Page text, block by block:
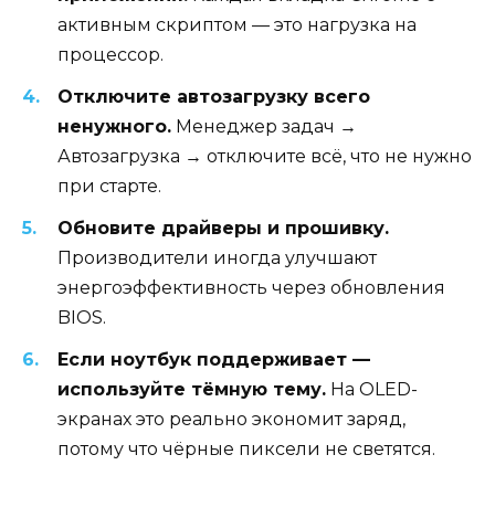
активным скриптом — это нагрузка на
процессор.
Отключите автозагрузку всего
ненужного. Менеджер задач →
Автозагрузка → отключите всё, что не нужно
при старте.
Обновите драйверы и прошивку.
Производители иногда улучшают
энергоэффективность через обновления
BIOS.
Если ноутбук поддерживает —
используйте тёмную тему. На OLED-
экранах это реально экономит заряд,
потому что чёрные пиксели не светятся.